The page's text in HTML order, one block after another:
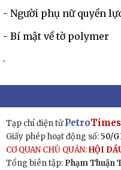
- Người phụ nữ quyền
- Bí mật về tờ polymer
Tạp chí điện tửPetroTimes
Giấy phép hoạt động số: 50/
CƠ QUAN CHỦ QUẢN:HỘI
Tổng biên tập: Phạm Thuận